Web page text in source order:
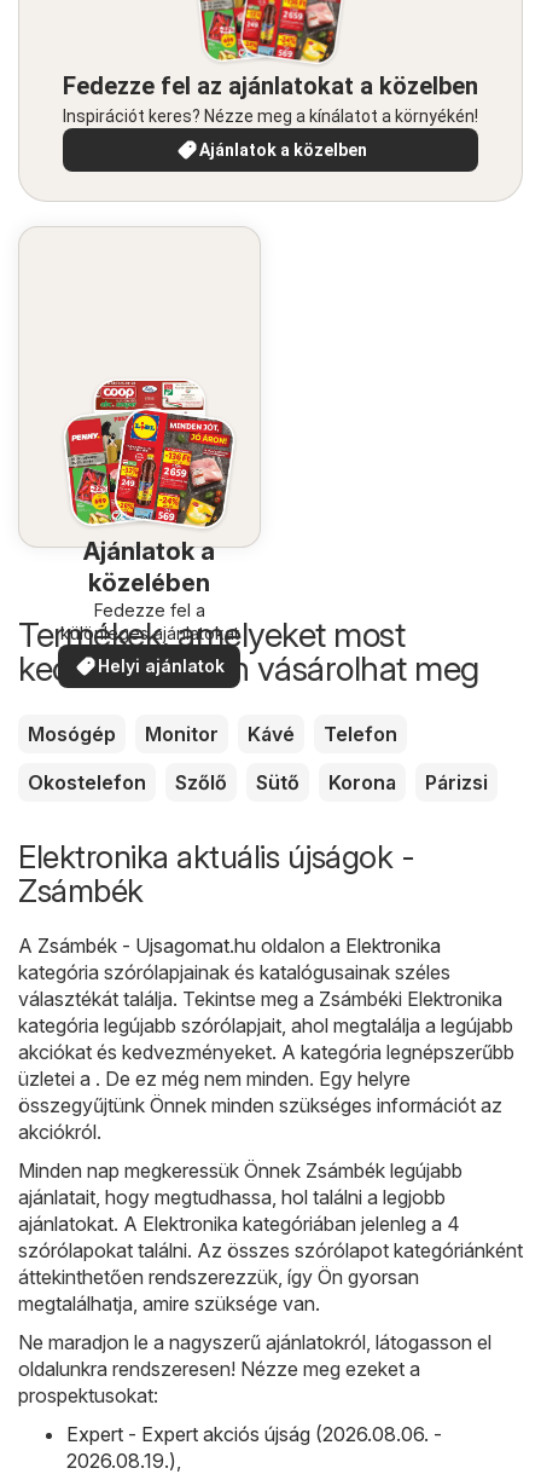
Fedezze fel az ajánlatokat a közelben
Inspirációt keres? Nézze meg a kínálatot a környékén!
Ajánlatok a közelben
Ajánlatok a
közelében
Fedezze fel a
különleges ajánlatokat
Helyi ajánlatok
Termékek, amelyeket most
kedvezőbb áron vásárolhat meg
Mosógép Monitor Kávé
Telefon
Okostelefon
Szőlő Sütő Korona Párizsi
Elektronika aktuális újságok -
Zsámbék
A Zsámbék - Ujsagomat.hu oldalon a Elektronika
kategória szórólapjainak és katalógusainak széles
választékát találja. Tekintse meg a Zsámbéki Elektronika
kategória legújabb szórólapjait, ahol megtalálja a legújabb
akciókat és kedvezményeket. A kategória legnépszerűbb
üzletei a . De ez még nem minden. Egy helyre
összegyűjtünk Önnek minden szükséges információt az
akciókról.
Minden nap megkeressük Önnek Zsámbék legújabb
ajánlatait, hogy megtudhassa, hol találni a legjobb
ajánlatokat. A Elektronika kategóriában jelenleg a 4
szórólapokat találni. Az összes szórólapot kategóriánként
áttekinthetően rendszerezzük, így Ön gyorsan
megtalálhatja, amire szüksége van.
Ne maradjon le a nagyszerű ajánlatokról, látogasson el
oldalunkra rendszeresen! Nézze meg ezeket a
prospektusokat:
Expert - Expert akciós újság (2026.08.06. -
2026.08.19.)